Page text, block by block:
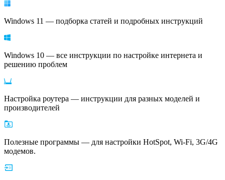
Windows 11 — подборка статей и подробных инструкций
Windows 10 — все инструкции по настройке интернета и
решению проблем
Настройка роутера — инструкции для разных моделей и
производителей
Полезные программы — для настройки HotSpot, Wi-Fi, 3G/4G
модемов.